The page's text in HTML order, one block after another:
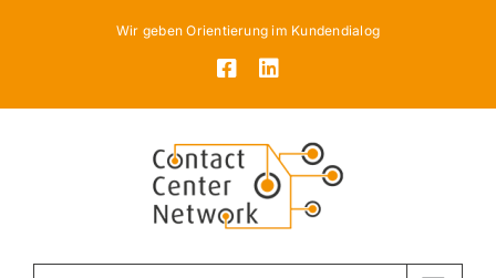
Wir geben Orientierung im Kundendialog
Facebook